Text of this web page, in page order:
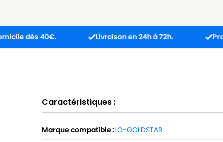
40€. Livraison en 24h à 72h. Produit
Caractéristiques :
Marque compatible :LG-GOLDSTAR